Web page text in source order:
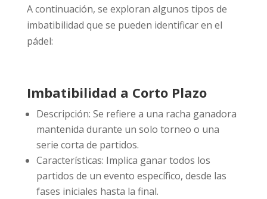
A continuación, se exploran algunos tipos de
imbatibilidad que se pueden identificar en el
pádel:
Imbatibilidad a Corto Plazo
Descripción: Se refiere a una racha ganadora
mantenida durante un solo torneo o una
serie corta de partidos.
Características: Implica ganar todos los
partidos de un evento específico, desde las
fases iniciales hasta la final.